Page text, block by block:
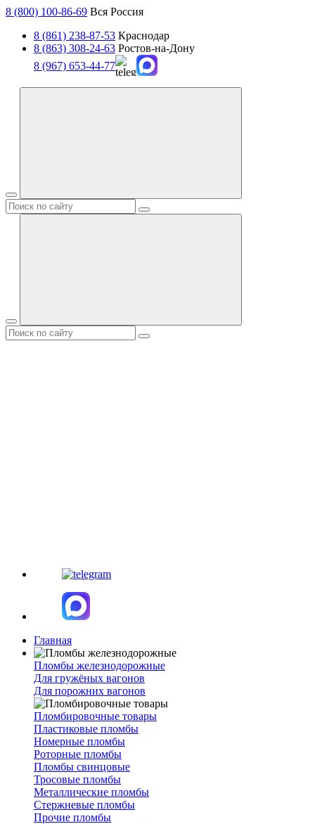
8 (800) 100-86-69 Вся Россия
8 (861) 238-87-53 Краснодар
8 (863) 308-24-63 Ростов-на-Дону
8 (967) 653-44-77
Главная
Пломбы железнодорожные
Для гружёных вагонов
Для порожних вагонов
Пломбировочные товары
Пластиковые пломбы
Номерные пломбы
Роторные пломбы
Пломбы свинцовые
Тросовые пломбы
Металлические пломбы
Стержневые пломбы
Прочие пломбы